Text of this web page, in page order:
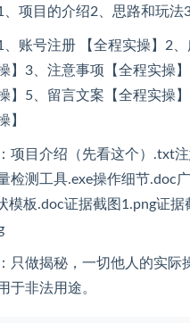
、项目的介绍2、思路和玩法
、账号注册 【全程实操】2、
】3、注意事项【全程实操
】5、留言文案【全程实操
】
项目介绍（先看这个）.txt
检测工具.exe操作细节.doc
模板.doc证据截图1.png证据
只做揭秘，一切他人的实际
于非法用途。